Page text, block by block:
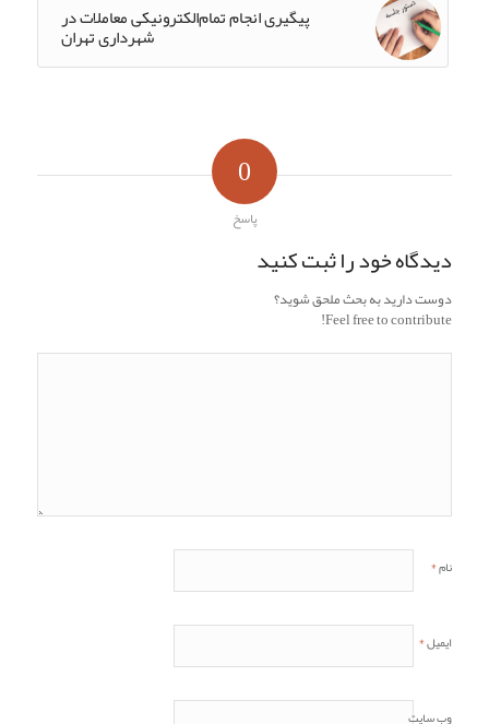
پیگیری انجام تمام‌الکترونیکی معاملات در
شهرداری تهران
0
پاسخ
دیدگاه خود را ثبت کنید
دوست دارید به بحث ملحق شوید؟
Feel free to contribute!
نام*
ایمیل*
وب‌ سایت